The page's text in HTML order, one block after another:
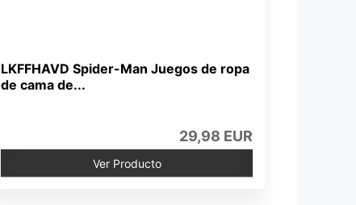
LKFFHAVD Spider-Man Juegos de ropa
de cama de...
29,98 EUR
Ver Producto